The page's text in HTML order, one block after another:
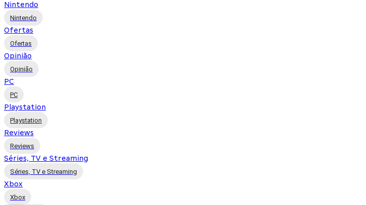
Nintendo
Nintendo
Ofertas
Ofertas
Opinião
Opinião
PC
PC
Playstation
Playstation
Reviews
Reviews
Séries, TV e Streaming
Séries, TV e Streaming
Xbox
Xbox